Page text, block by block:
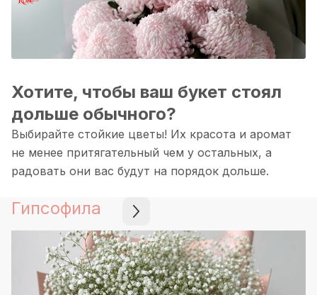
Хотите, чтобы ваш букет стоял
дольше обычного?
Выбирайте стойкие цветы! Их красота и аромат
не менее притягательный чем у остальных, а
радовать они вас будут на порядок дольше.
Гипсофила